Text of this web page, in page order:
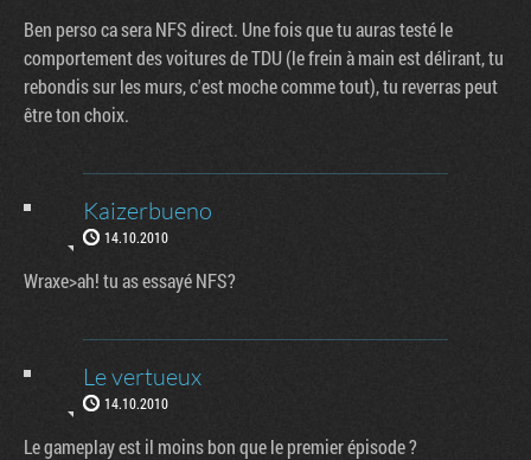
Ben perso ca sera NFS direct. Une fois que tu auras testé le
comportement des voitures de TDU (le frein à main est délirant, tu
rebondis sur les murs, c'est moche comme tout), tu reverras peut
être ton choix.
Kaizerbueno
14.10.2010
Wraxe>ah! tu as essayé NFS?
Le vertueux
14.10.2010
Le gameplay est il moins bon que le premier épisode ?